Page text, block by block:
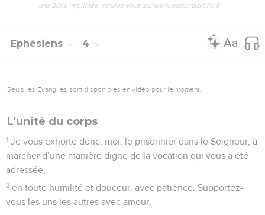
une Bible imprimée, rendez-vous sur www.editionsbiblio.fr
Ephésiens 4
Seuls les Évangiles sont disponibles en vidéo pour le moment.
L'unité du corps
1 Je vous exhorte donc, moi, le prisonnier dans le Seigneur, à
marcher d’une manière digne de la vocation qui vous a été
adressée,
2 en toute humilité et douceur, avec patience. Supportez-
vous les uns les autres avec amour,